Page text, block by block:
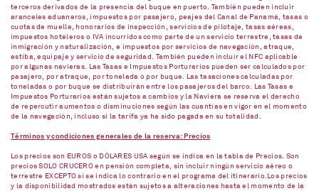
terceros derivados de la presencia del buque en puerto. También pueden incluir
aranceles aduaneros, impuestos por pasajero, peajes del Canal de Panamá, tasas o
cuotas de muelle, honorarios de inspección, servicios de pilotaje, tasas aéreas,
impuestos hoteleros o IVA incurridos como parte de un servicio terrestre, tasas de
inmigración y naturalización, e impuestos por servicios de navegación, atraque,
estiba, equipaje y servicio de seguridad. También pueden incluir el NFC aplicable
por algunas navieras. Las Tasas e Impuestos Porturarios pueden ser calculados por
pasajero, por atraque, por tonelada o por buque. Las tasaciones calculadas por
toneladas o por buque se distribuirán entre los pasajeros del barco. Las Tasas e
Impuestos Porturarios están sujetos a cambios y la Naviera se reserva el derecho
de repercutir aumentos o disminuciones según las cuantías en vigor en el momento
de la navegación, incluso si la tarifa ya ha sido pagada en su totalidad.
Términos y condiciones generales de la reserva: Precios
Los precios son EUROS o DÓLARES USA según se indica en la tabla de Precios. Son
precios SOLO CRUCERO en pensión completa, sin incluir ningún servicio aéreo o
terrestre EXCEPTO si se indica lo contrario en el programa del itinerario.Los precios
y la disponibilidad mostrados están sujetos a alteraciones hasta el momento de la